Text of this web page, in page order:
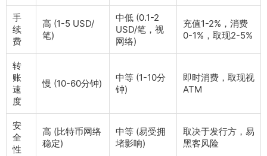
手
续
费
高 (1-5 USD/
笔)
中低 (0.1-2
USD/笔，视
网络)
充值1-2%，消费
0-1%，取现2-5%
转
账
速
度
慢 (10-60分钟)
中等 (1-10分
钟)
即时消费，取现视
ATM
安
全
性
高 (比特币网络
稳定)
中等 (易受拥
堵影响)
取决于发行方，易
黑客风险